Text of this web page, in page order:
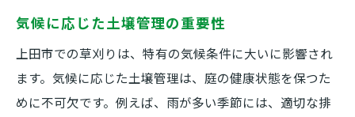
気候に応じた土壌管理の重要性
上田市での草刈りは、特有の気候条件に大いに影響され
ます。気候に応じた土壌管理は、庭の健康状態を保つた
めに不可欠です。例えば、雨が多い季節には、適切な排